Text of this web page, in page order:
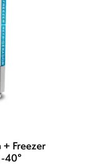
+ Freezer
40°